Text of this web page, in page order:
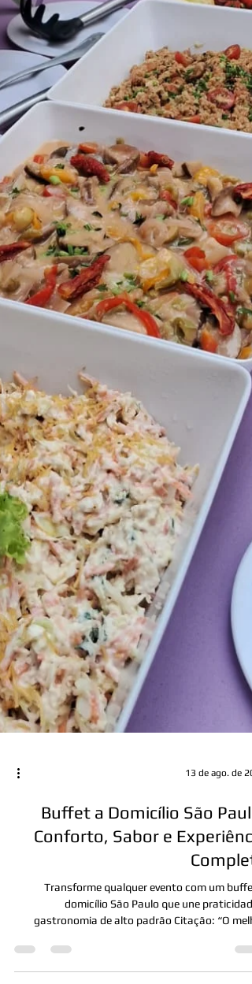
13 de ago. de
Buffet a Domicílio São
Conforto, Sabor e
Transforme qualquer evento com um
domicílio São Paulo que une